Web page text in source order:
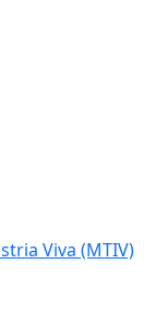
Viva (MTIV)